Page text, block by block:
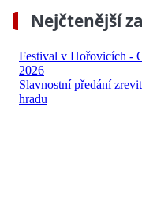
Nejčtenější
Festival v Hořovicích -
2026
Slavnostní předání
hradu